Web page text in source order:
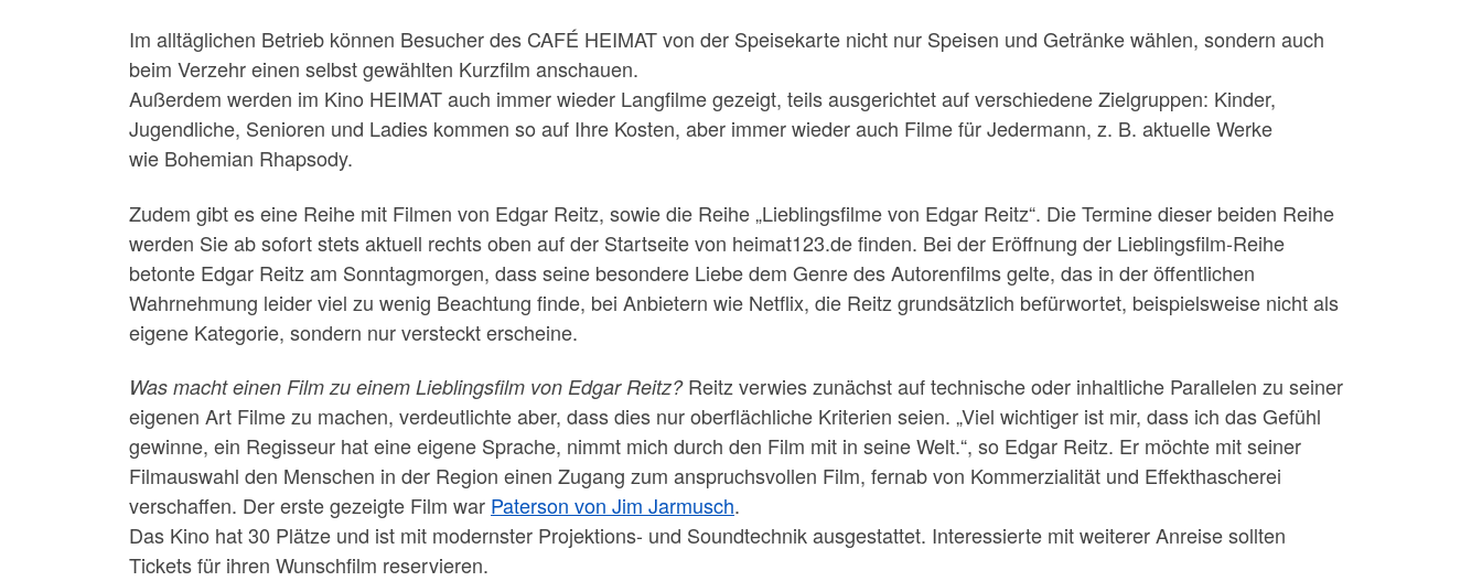
Im alltäglichen Betrieb können Besucher des CAFÉ HEIMAT von der Speisekarte nicht nur Speisen und Getränke wählen, sondern auch
beim Verzehr einen selbst gewählten Kurzfilm anschauen.
Außerdem werden im Kino HEIMAT auch immer wieder Langfilme gezeigt, teils ausgerichtet auf verschiedene Zielgruppen: Kinder,
Jugendliche, Senioren und Ladies kommen so auf Ihre Kosten, aber immer wieder auch Filme für Jedermann, z. B. aktuelle Werke
wie Bohemian Rhapsody.
Zudem gibt es eine Reihe mit Filmen von Edgar Reitz, sowie die Reihe „Lieblingsfilme von Edgar Reitz“. Die Termine dieser beiden Reihe
werden Sie ab sofort stets aktuell rechts oben auf der Startseite von heimat123.de finden. Bei der Eröffnung der Lieblingsfilm-Reihe
betonte Edgar Reitz am Sonntagmorgen, dass seine besondere Liebe dem Genre des Autorenfilms gelte, das in der öffentlichen
Wahrnehmung leider viel zu wenig Beachtung finde, bei Anbietern wie Netflix, die Reitz grundsätzlich befürwortet, beispielsweise nicht als
eigene Kategorie, sondern nur versteckt erscheine.
Was macht einen Film zu einem Lieblingsfilm von Edgar Reitz? Reitz verwies zunächst auf technische oder inhaltliche Parallelen zu seiner
eigenen Art Filme zu machen, verdeutlichte aber, dass dies nur oberflächliche Kriterien seien. „Viel wichtiger ist mir, dass ich das Gefühl
gewinne, ein Regisseur hat eine eigene Sprache, nimmt mich durch den Film mit in seine Welt.“, so Edgar Reitz. Er möchte mit seiner
Filmauswahl den Menschen in der Region einen Zugang zum anspruchsvollen Film, fernab von Kommerzialität und Effekthascherei
verschaffen. Der erste gezeigte Film war Paterson von Jim Jarmusch.
Das Kino hat 30 Plätze und ist mit modernster Projektions- und Soundtechnik ausgestattet. Interessierte mit weiterer Anreise sollten
Tickets für ihren Wunschfilm reservieren.